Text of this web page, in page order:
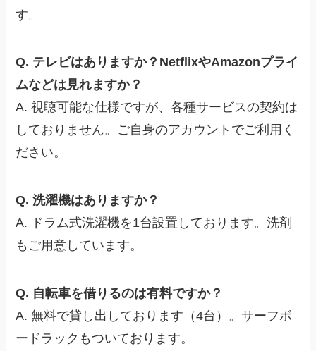
す。
Q. テレビはありますか？NetflixやAmazonプライ
ムなどは見れますか？
A. 視聴可能な仕様ですが、各種サービスの契約は
しておりません。ご自身のアカウントでご利用く
ださい。
Q. 洗濯機はありますか？
A. ドラム式洗濯機を1台設置しております。洗剤
もご用意しています。
Q. 自転車を借りるのは有料ですか？
A. 無料で貸し出しております（4台）。サーフボ
ードラックもついております。